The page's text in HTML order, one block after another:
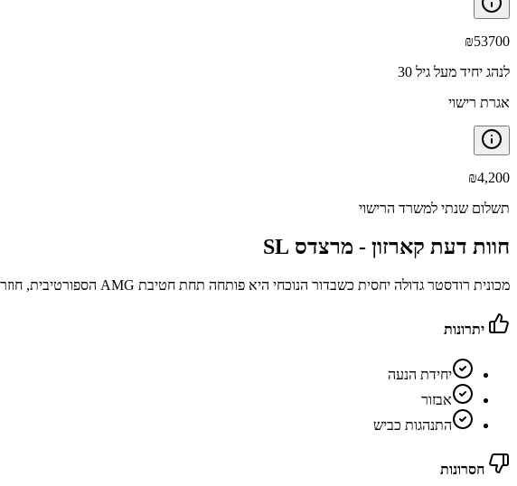
₪53700
לנהג יחיד מעל גיל 30
אגרת רישוי
₪4,200
תשלום שנתי למשרד הרישוי
חוות דעת קארזון - מרצדס SL
מכונית רודסטר גדולה יחסית כשבדור הנוכחי היא פותחה תחת חטיבת AMG הספורטיבית, חוזרת לגג בד ולראשונה מציעה צמד מושבים נוספים מאחור
יתרונות
יחידת הנעה
אבזור
התנהגות כביש
חסרונות